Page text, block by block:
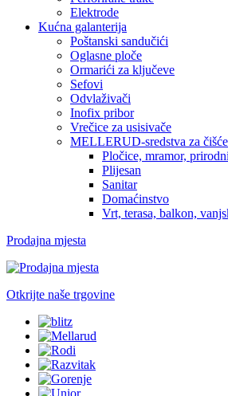
Elektrode
Kućna galanterija
Poštanski sandučići
Oglasne ploče
Ormarići za ključeve
Sefovi
Odvlaživači
Inofix pribor
Vrečice za usisivače
MELLERUD-sredstva za
Pločice, mramor,
Plijesan
Sanitar
Domaćinstvo
Vrt, terasa, balkon,
Prodajna mjesta
Otkrijte naše trgovine